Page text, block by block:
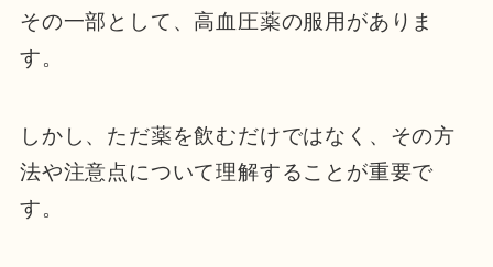
その一部として、高血圧薬の服用がありま
す。
しかし、ただ薬を飲むだけではなく、その方
法や注意点について理解することが重要で
す。